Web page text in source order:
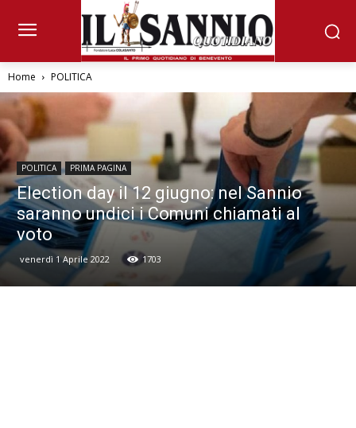
Home POLITICA
POLITICA PRIMA PAGINA
Election day il 12 giugno: nel Sannio
saranno undici i Comuni chiamati al
voto
venerdì 1 Aprile 2022 1703